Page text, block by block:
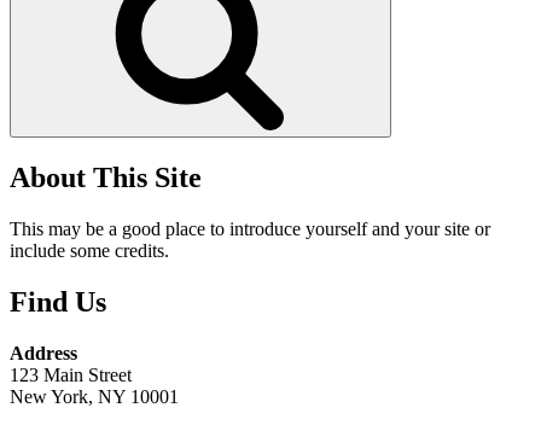
About This Site
This may be a good place to introduce yourself and your site or
include some credits.
Find Us
Address
123 Main Street
New York, NY 10001